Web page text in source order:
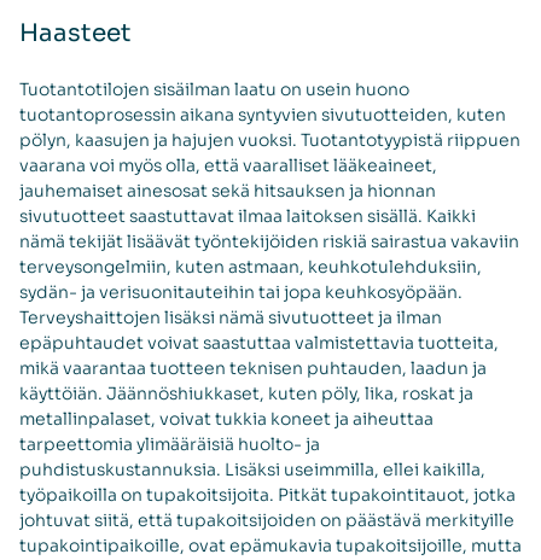
Haasteet
Tuotantotilojen sisäilman laatu on usein huono
tuotantoprosessin aikana syntyvien sivutuotteiden, kuten
pölyn, kaasujen ja hajujen vuoksi. Tuotantotyypistä riippuen
vaarana voi myös olla, että vaaralliset lääkeaineet,
jauhemaiset ainesosat sekä hitsauksen ja hionnan
sivutuotteet saastuttavat ilmaa laitoksen sisällä. Kaikki
nämä tekijät lisäävät työntekijöiden riskiä sairastua vakaviin
terveysongelmiin, kuten astmaan, keuhkotulehduksiin,
sydän- ja verisuonitauteihin tai jopa keuhkosyöpään.
Terveyshaittojen lisäksi nämä sivutuotteet ja ilman
epäpuhtaudet voivat saastuttaa valmistettavia tuotteita,
mikä vaarantaa tuotteen teknisen puhtauden, laadun ja
käyttöiän. Jäännöshiukkaset, kuten pöly, lika, roskat ja
metallinpalaset, voivat tukkia koneet ja aiheuttaa
tarpeettomia ylimääräisiä huolto- ja
puhdistuskustannuksia. Lisäksi useimmilla, ellei kaikilla,
työpaikoilla on tupakoitsijoita. Pitkät tupakointitauot, jotka
johtuvat siitä, että tupakoitsijoiden on päästävä merkityille
tupakointipaikoille, ovat epämukavia tupakoitsijoille, mutta